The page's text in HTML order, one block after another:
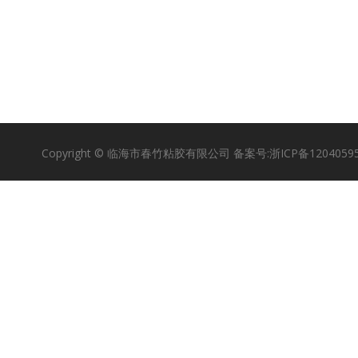
Copyright © 临海市春竹粘胶有限公司 备案号:浙ICP备